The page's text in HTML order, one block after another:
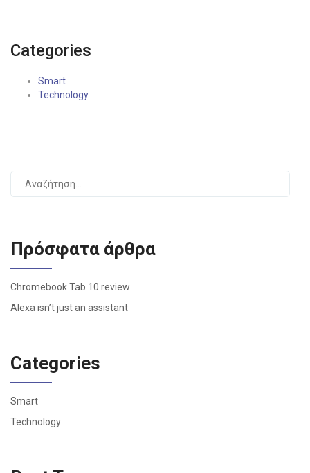
Categories
Smart
Technology
Πρόσφατα άρθρα
Chromebook Tab 10 review
Alexa isn’t just an assistant
Categories
Smart
Technology